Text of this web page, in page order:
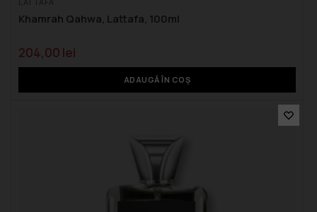
Khamrah Qahwa, Lattafa, 100ml
204,00 lei
ADAUGĂ ÎN COȘ